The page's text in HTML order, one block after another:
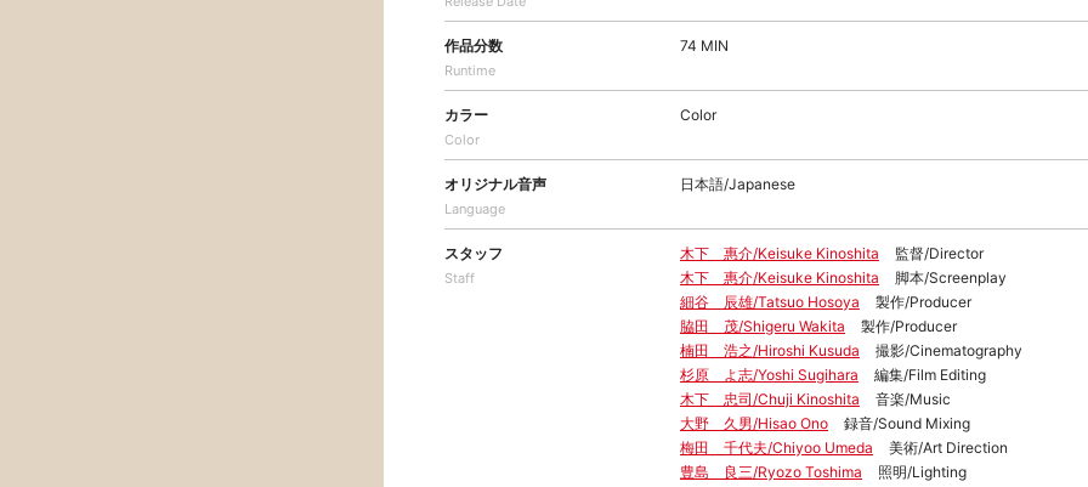
作品分数
Runtime
74 MIN
カラー
Color
Color
オリジナル音声
Language
日本語/Japanese
スタッフ
Staff
木下 惠介/Keisuke Kinoshita
監督/Director
木下 惠介/Keisuke Kinoshita
脚本/Screenplay
細谷 辰雄/Tatsuo Hosoya
製作/Producer
脇田 茂/Shigeru Wakita
製作/Producer
楠田 浩之/Hiroshi Kusuda
撮影/Cinematography
杉原 よ志/Yoshi Sugihara
編集/Film Editing
木下 忠司/Chuji Kinoshita
音楽/Music
大野 久男/Hisao Ono
録音/Sound Mixing
梅田 千代夫/Chiyoo Umeda
美術/Art Direction
豊島 良三/Ryozo Toshima
照明/Lighting